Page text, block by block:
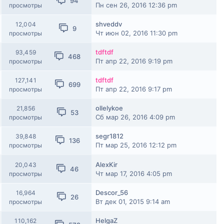
просмотры
Пн сен 26, 2016 12:36 pm
12,004
просмотры
9
shveddv
Чт июн 02, 2016 11:30 pm
93,459
просмотры
468
tdftdf
Пт апр 22, 2016 9:19 pm
127,141
просмотры
699
tdftdf
Пт апр 22, 2016 9:17 pm
21,856
просмотры
53
ollelykoe
Сб мар 26, 2016 4:09 pm
39,848
просмотры
136
segr1812
Пт мар 25, 2016 12:12 pm
20,043
просмотры
46
AlexKir
Чт мар 17, 2016 4:05 pm
16,964
просмотры
26
Descor_56
Вт дек 01, 2015 9:14 am
110,162 HelgaZ